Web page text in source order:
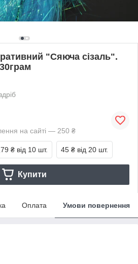
"Сяюча сізаль".
на сайті — 250 ₴
₴ від 10 шт. 45 ₴ від 20 шт.
Купити
Оплата Умови повернення